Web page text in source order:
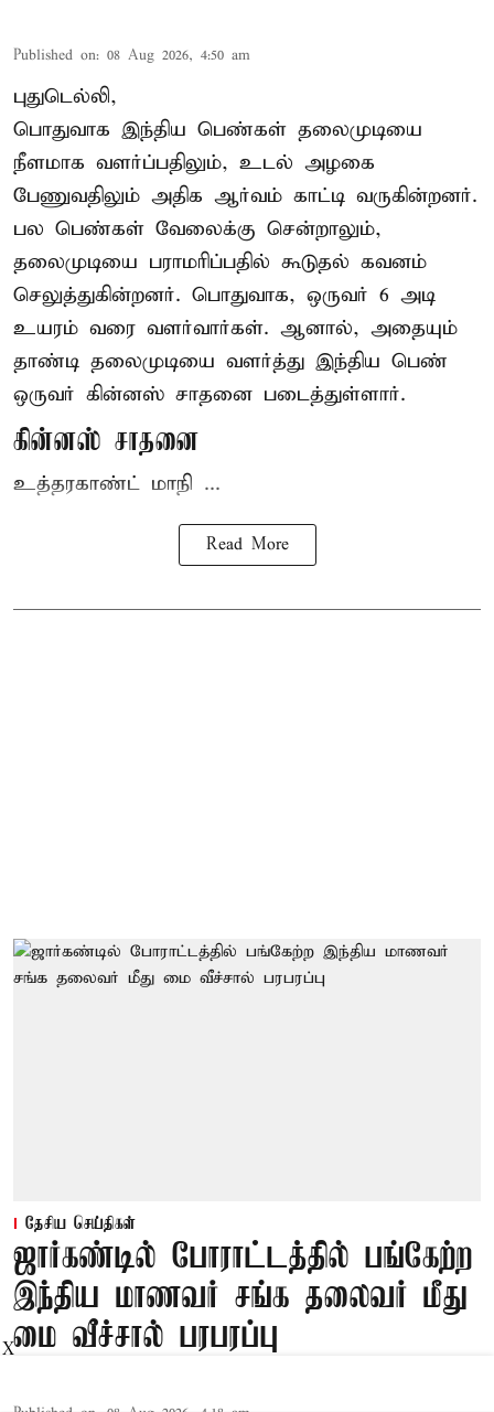
Published on: 08 Aug 2026, 4:50 am
புதுடெல்லி,
பொதுவாக இந்திய பெண்கள் தலைமுடியை
நீளமாக வளர்ப்பதிலும், உடல் அழகை
பேணுவதிலும் அதிக ஆர்வம் காட்டி வருகின்றனர்.
பல பெண்கள் வேலைக்கு சென்றாலும்,
தலைமுடியை பராமரிப்பதில் கூடுதல் கவனம்
செலுத்துகின்றனர். பொதுவாக, ஒருவர் 6 அடி
உயரம் வரை வளர்வார்கள். ஆனால், அதையும்
தாண்டி தலைமுடியை வளர்த்து இந்திய பெண்
ஒருவர் கின்னஸ் சாதனை படைத்துள்ளார்.
கின்னஸ் சாதனை
உத்தரகாண்ட் மாநி ...
Read More
தேசிய செய்திகள்
ஜார்கண்டில் போராட்டத்தில் பங்கேற்ற
இந்திய மாணவர் சங்க தலைவர் மீது
மை வீச்சால் பரபரப்பு
X